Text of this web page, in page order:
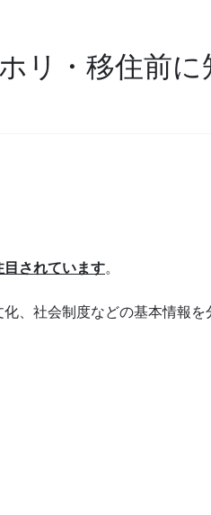
リ・移住前に
されています。
、社会制度などの基本情報を